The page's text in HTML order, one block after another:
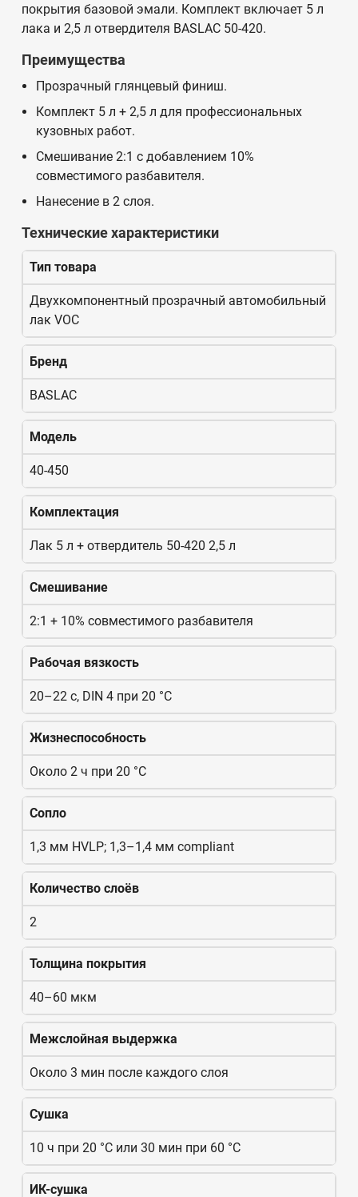
покрытия базовой эмали. Комплект включает 5 л
лака и 2,5 л отвердителя BASLAC 50-420.
Преимущества
Прозрачный глянцевый финиш.
Комплект 5 л + 2,5 л для профессиональных
кузовных работ.
Смешивание 2:1 с добавлением 10%
совместимого разбавителя.
Нанесение в 2 слоя.
Технические характеристики
Тип товара
Двухкомпонентный прозрачный автомобильный
лак VOC
Бренд
BASLAC
Модель
40-450
Комплектация
Лак 5 л + отвердитель 50-420 2,5 л
Смешивание
2:1 + 10% совместимого разбавителя
Рабочая вязкость
20–22 с, DIN 4 при 20 °C
Жизнеспособность
Около 2 ч при 20 °C
Сопло
1,3 мм HVLP; 1,3–1,4 мм compliant
Количество слоёв
2
Толщина покрытия
40–60 мкм
Межслойная выдержка
Около 3 мин после каждого слоя
Сушка
10 ч при 20 °C или 30 мин при 60 °C
ИК-сушка